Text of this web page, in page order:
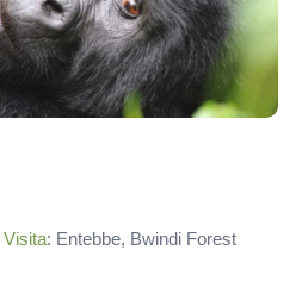
Visita: Entebbe, Bwindi Forest